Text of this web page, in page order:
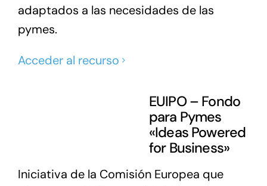
adaptados a las necesidades de las
pymes.
Acceder al recurso
EUIPO – Fondo
para Pymes
«Ideas Powered
for Business»
Iniciativa de la Comisión Europea que